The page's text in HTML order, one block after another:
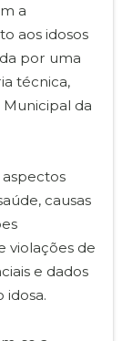
a
aos idosos
por uma
técnica,
da
causas
violações de
e dados
idosa.